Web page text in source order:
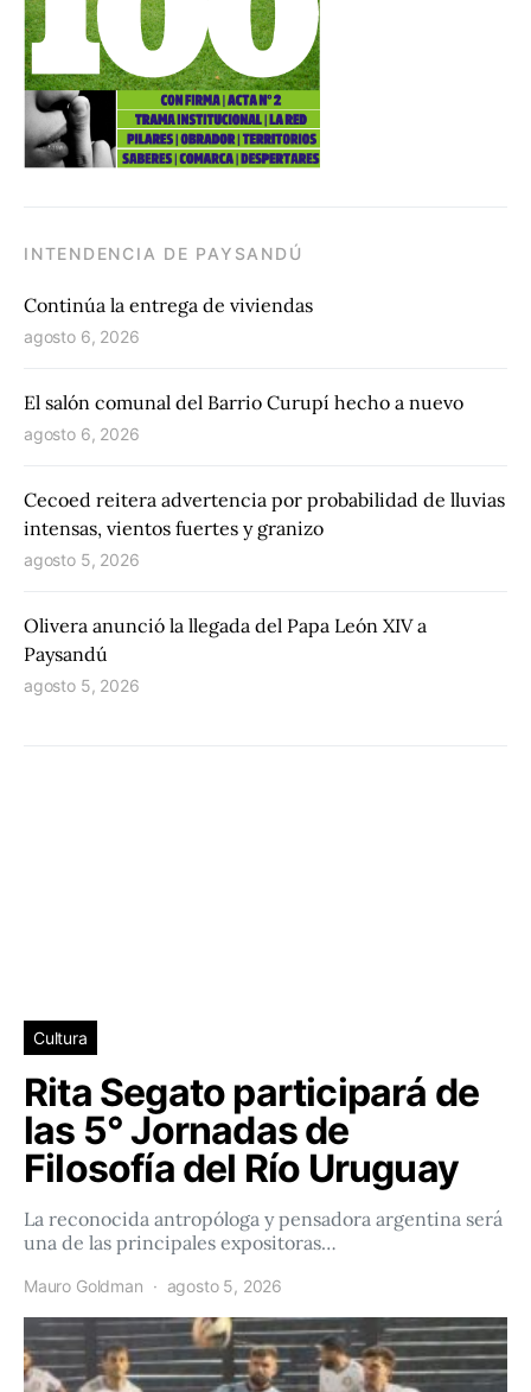
INTENDENCIA DE PAYSANDÚ
Continúa la entrega de viviendas
agosto 6, 2026
El salón comunal del Barrio Curupí hecho a nuevo
agosto 6, 2026
Cecoed reitera advertencia por probabilidad de lluvias
intensas, vientos fuertes y granizo
agosto 5, 2026
Olivera anunció la llegada del Papa León XIV a
Paysandú
agosto 5, 2026
Cultura
Rita Segato participará de
las 5° Jornadas de
Filosofía del Río Uruguay
La reconocida antropóloga y pensadora argentina será
una de las principales expositoras…
Mauro Goldman agosto 5, 2026